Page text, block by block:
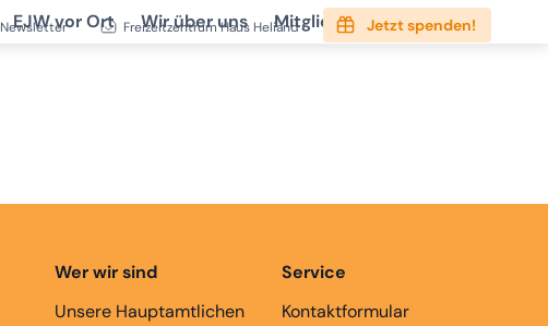
Newsletter Freizeitzentrum Haus Heliand Jetzt spenden!
EJW vor Ort Wir über uns Mitgliedschaft Service
Wer wir sind
Unsere Hauptamtlichen
Service
Kontaktformular